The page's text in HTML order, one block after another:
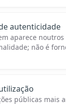
autenticidade
aparece
não é
públicas mais